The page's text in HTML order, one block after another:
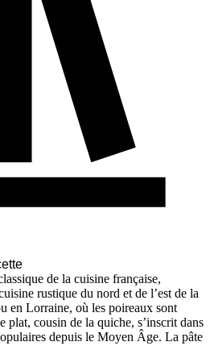
de la cuisine française,
rustique du nord et de l’est de la
en Lorraine, où les poireaux sont
plat, cousin de la quiche, s’inscrit dans
depuis le Moyen Âge. La pâte